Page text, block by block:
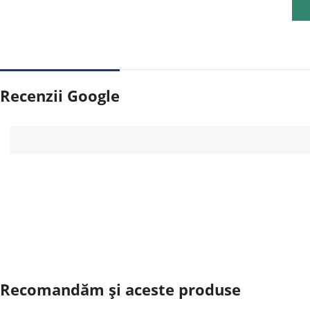
Recenzii Google
Recomandăm și aceste produse